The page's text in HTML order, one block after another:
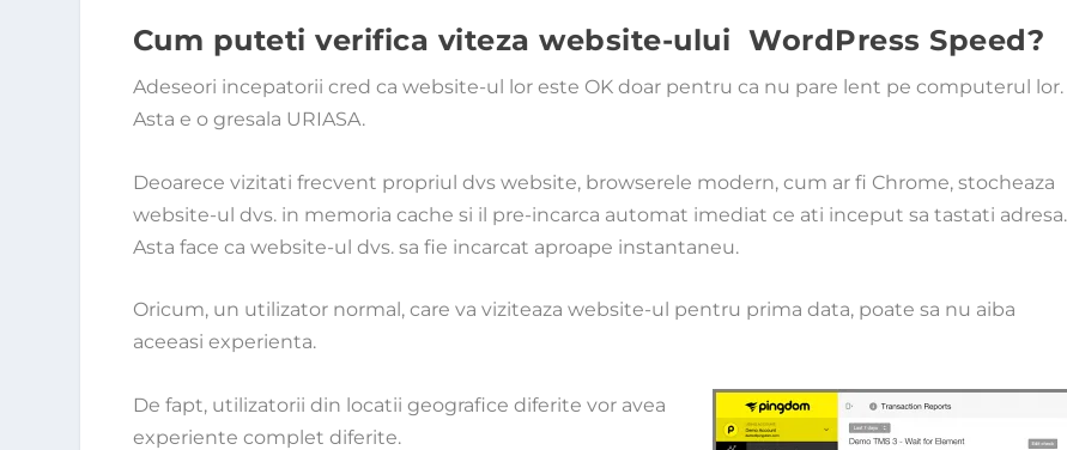
Cum puteti verifica viteza website-ului WordPress Speed?
Adeseori incepatorii cred ca website-ul lor este OK doar pentru ca nu pare lent pe computerul lor.
Asta e o gresala URIASA.
Deoarece vizitati frecvent propriul dvs website, browserele modern, cum ar fi Chrome, stocheaza
website-ul dvs. in memoria cache si il pre-incarca automat imediat ce ati inceput sa tastati adresa.
Asta face ca website-ul dvs. sa fie incarcat aproape instantaneu.
Oricum, un utilizator normal, care va viziteaza website-ul pentru prima data, poate sa nu aiba
aceeasi experienta.
De fapt, utilizatorii din locatii geografice diferite vor avea
experiente complet diferite.